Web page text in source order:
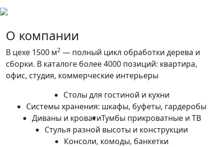
О компании
В цехе 1500 м2 — полный цикл обработки дерева и
сборки. В каталоге более 4000 позиций: квартира,
офис, студия, коммерческие интерьеры
Столы для гостиной и кухни
Системы хранения: шкафы, буфеты, гардеробы
Диваны и кроватиТумбы прикроватные и ТВ
Стулья разной высоты и конструкции
Консоли, комоды, банкетки